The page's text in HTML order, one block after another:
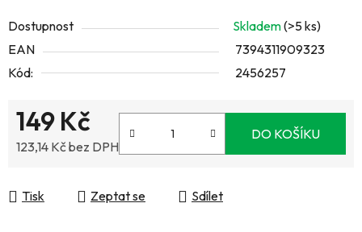
Dostupnost Skladem(>5 ks)
EAN
7394311909323
Kód:
2456257
149 Kč
123,14 Kč bez DPH
DO KOŠÍKU
Tisk Zeptat se Sdílet